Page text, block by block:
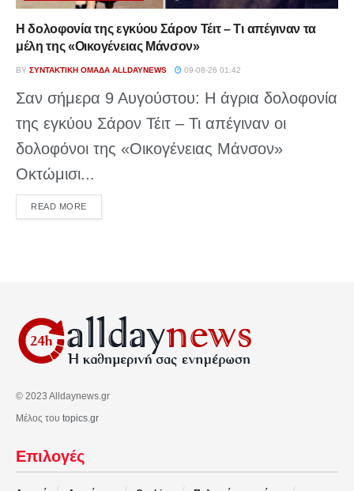
Η δολοφονία της εγκύου Σάρον Τέιτ – Τι απέγιναν τα
μέλη της «Οικογένειας Μάνσον»
BY ΣΥΝΤΑΚΤΙΚΉ ΟΜΆΔΑ ALLDAYNEWS 09-08-26 01:42
Σαν σήμερα 9 Αυγούστου: Η άγρια δολοφονία
της εγκύου Σάρον Τέιτ – Τι απέγιναν οι
δολοφόνοι της «Οικογένειας Μάνσον»
Οκτώμισι...
READ MOREDETAILS
© 2023 Alldaynews.gr
Μέλος του topics.gr
Επιλογές